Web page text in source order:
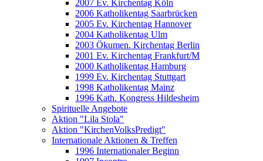
2007 Ev. Kirchentag Köln
2006 Katholikentag Saarbrücken
2005 Ev. Kirchentag Hannover
2004 Katholikentag Ulm
2003 Ökumen. Kirchentag Berlin
2001 Ev. Kirchentag Frankfurt/M
2000 Katholikentag Hamburg
1999 Ev. Kirchentag Stuttgart
1998 Katholikentag Mainz
1996 Kath. Kongress Hildesheim
Spirituelle Angebote
Aktion "Lila Stola"
Aktion "KirchenVolksPredigt"
Internationale Aktionen & Treffen
1996 Internationaler Beginn